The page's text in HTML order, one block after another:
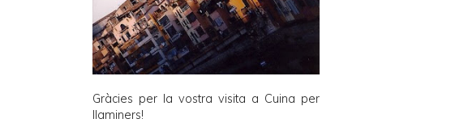
Gràcies per la vostra visita a Cuina per
llaminers!